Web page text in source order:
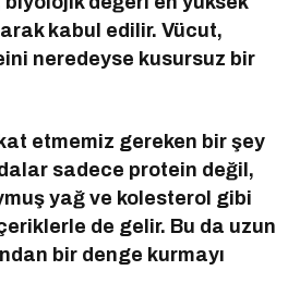
kabul edilir. Vücut,
neredeyse kusursuz bir
etmemiz gereken bir şey
sadece protein değil,
yağ ve kolesterol gibi
de gelir. Bu da uzun
bir denge kurmayı